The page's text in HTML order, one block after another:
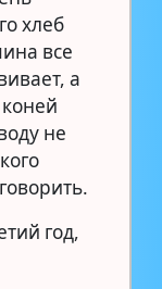
хлеб
все
а
не
год,